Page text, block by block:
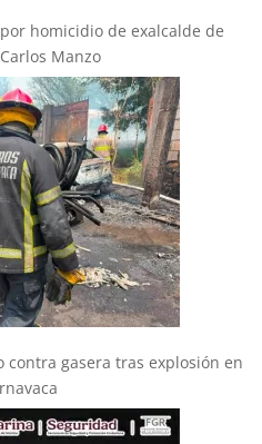
homicidio de exalcalde de
Manzo
contra gasera tras explosión en